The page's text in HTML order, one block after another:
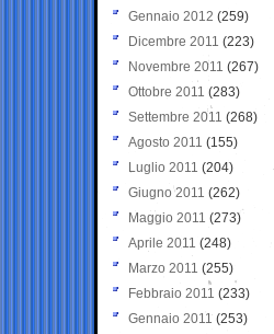
Gennaio 2012 (259)
Dicembre 2011 (223)
Novembre 2011 (267)
Ottobre 2011 (283)
Settembre 2011 (268)
Agosto 2011 (155)
Luglio 2011 (204)
Giugno 2011 (262)
Maggio 2011 (273)
Aprile 2011 (248)
Marzo 2011 (255)
Febbraio 2011 (233)
Gennaio 2011 (253)